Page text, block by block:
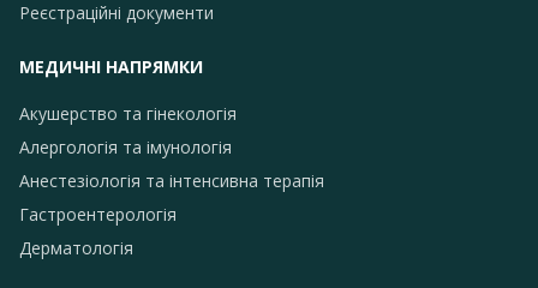
Реєстраційні документи
МЕДИЧНІ НАПРЯМКИ
Акушерство та гінекологія
Алергологія та імунологія
Анестезіологія та інтенсивна терапія
Гастроентерологія
Дерматологія